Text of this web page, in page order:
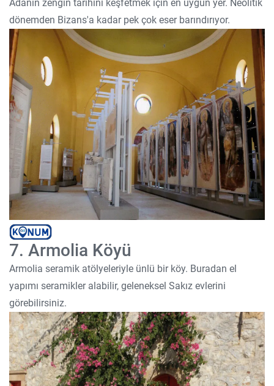
Adanın zengin tarihini keşfetmek için en uygun yer. Neolitik
dönemden Bizans'a kadar pek çok eser barındırıyor.
7. Armolia Köyü
Armolia seramik atölyeleriyle ünlü bir köy. Buradan el
yapımı seramikler alabilir, geleneksel Sakız evlerini
görebilirsiniz.